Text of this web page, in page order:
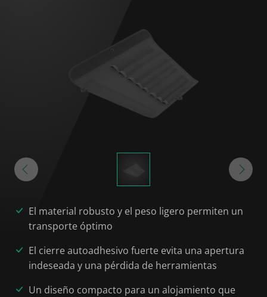
El material robusto y el peso ligero permiten un
transporte óptimo
El cierre autoadhesivo fuerte evita una apertura
indeseada y una pérdida de herramientas
Un diseño compacto para un alojamiento que